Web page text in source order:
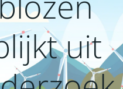
uit